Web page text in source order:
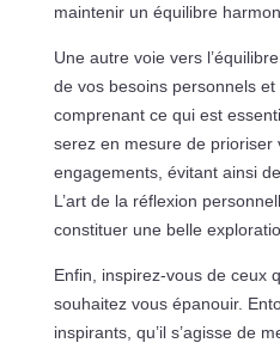
maintenir un équilibre
Une autre voie vers
de vos besoins personnels
comprenant ce qui est
serez en mesure de prioriser
engagements, évitant ainsi
L’art de la réflexion
constituer une belle
Enfin, inspirez-vous de ceux
souhaitez vous épanouir.
inspirants, qu’il s’agisse de